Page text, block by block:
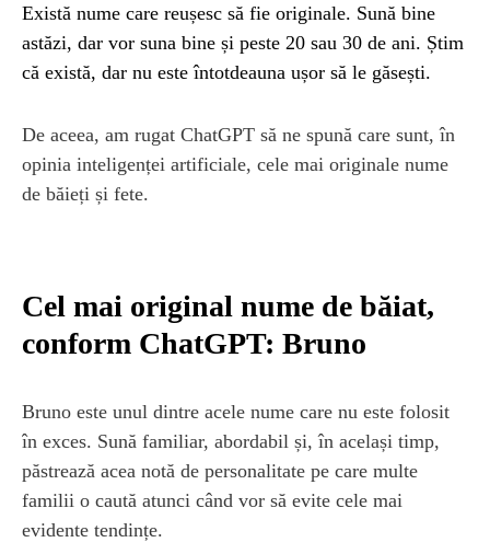
Există nume care reușesc să fie originale. Sună bine
astăzi, dar vor suna bine și peste 20 sau 30 de ani. Știm
că există, dar nu este întotdeauna ușor să le găsești.
De aceea, am rugat ChatGPT să ne spună care sunt, în
opinia inteligenței artificiale, cele mai originale nume
de băieți și fete.
Cel mai original nume de băiat,
conform ChatGPT: Bruno
Bruno este unul dintre acele nume care nu este folosit
în exces. Sună familiar, abordabil și, în același timp,
păstrează acea notă de personalitate pe care multe
familii o caută atunci când vor să evite cele mai
evidente tendințe.